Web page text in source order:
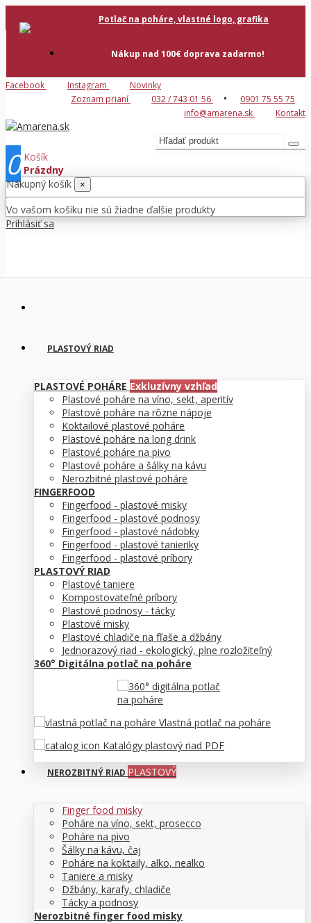
Potlač na poháre, vlastné logo, grafika
Nákup nad 100€ doprava zadarmo!
Facebook Instagram
Novinky
Zoznam prianí
032 / 743 01 56 •
0901 75 55 75
info@amarena.sk
Kontakt
0 Košík
Prázdny
Nákupný košík
×
Vo vašom košíku nie sú žiadne ďalšie produkty
Prihlásiť sa
PLASTOVÝ RIAD
PLASTOVÉ POHÁRE Exkluzívny vzhľad
Plastové poháre na víno, sekt, aperitív
Plastové poháre na rôzne nápoje
Koktailové plastové poháre
Plastové poháre na long drink
Plastové poháre na pivo
Plastové poháre a šálky na kávu
Nerozbitné plastové poháre
FINGERFOOD
Fingerfood - plastové misky
Fingerfood - plastové podnosy
Fingerfood - plastové nádobky
Fingerfood - plastové tanieriky
Fingerfood - plastové príbory
PLASTOVÝ RIAD
Plastové taniere
Kompostovateľné príbory
Plastové podnosy - tácky
Plastové misky
Plastové chladiče na fľaše a džbány
Jednorazový riad - ekologický, plne rozložiteľný
360° Digitálna potlač na poháre
Vlastná potlač na poháre
Katalógy plastový riad PDF
NEROZBITNÝ RIAD PLASTOVÝ
Finger food misky
Poháre na víno, sekt, prosecco
Poháre na pivo
Šálky na kávu, čaj
Poháre na koktaily, alko, nealko
Taniere a misky
Džbány, karafy, chladiče
Tácky a podnosy
Nerozbitné finger food misky